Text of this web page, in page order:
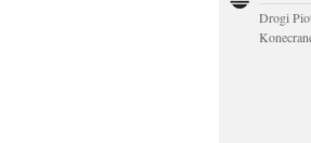
Drogi